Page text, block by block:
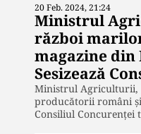
20 Feb. 2024, 21:24
Ministrul
război
magazine din
Sesizează
Ministrul Agriculturii,
producătorii români
Consiliul Concurenței